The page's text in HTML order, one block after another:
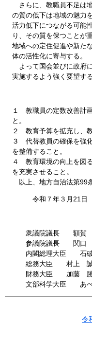
さらに、教職員不足は
の質の低下は地域の魅力
活力低下につながる可能
り、その質を保つことが
地域への定住促進や新た
体の活性化に寄与する。
よって国会並びに政府
実施するよう強く要望する
１ 教職員の定数改善計
と。
２ 教育予算を拡充し、
３ 代替教員の確保を強
を整備すること。
４ 教育環境の向上を図
を充実させること。
以上、地方自治法第99
令和７年３月21日
衆議院議長 額賀
参議院議長 関口
内閣総理大臣 石
総務大臣 村上 誠
財務大臣 加藤
文部科学大臣 あ
令